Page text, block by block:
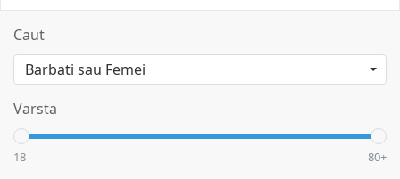
Caut
Varsta
18 80+